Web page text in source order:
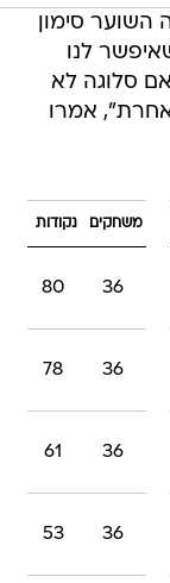
סימון
לנו
סלוגה לא
אמרו
משחקים נקודות
36
80
36
78
36
61
36
53